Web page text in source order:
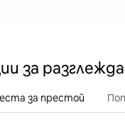
за
за престой